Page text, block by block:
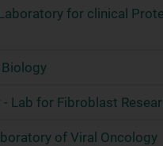
for clinical
Lab for Fibroblast
of Viral Oncology